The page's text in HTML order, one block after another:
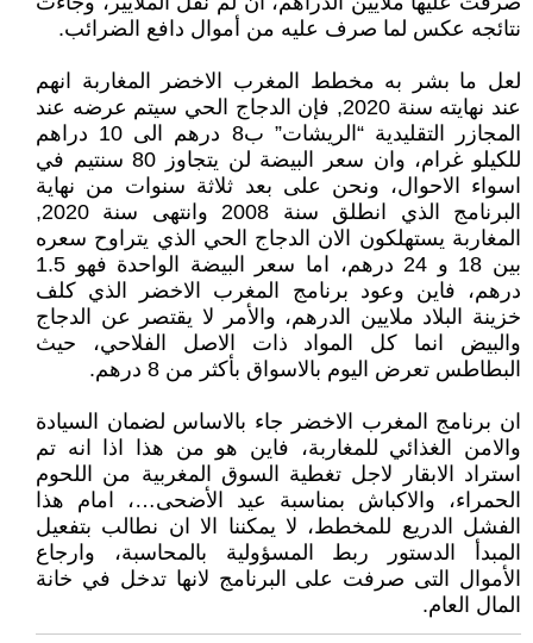
نتائجه عكس لما صرف عليه من أموال دافع الضرائب.
لعل ما بشر به مخطط المغرب الاخضر المغاربة انهم
عند نهايته سنة 2020, فإن الدجاج الحي سيتم عرضه عند
المجازر التقليدية “الريشات” ب8 درهم الى 10 دراهم
للكيلو غرام، وان سعر البيضة لن يتجاوز 80 سنتيم في
اسواء الاحوال، ونحن على بعد ثلاثة سنوات من نهاية
البرنامج الذي انطلق سنة 2008 وانتهى سنة 2020,
المغاربة يستهلكون الان الدجاج الحي الذي يتراوح سعره
بين 18 و 24 درهم، اما سعر البيضة الواحدة فهو 1.5
درهم، فاين وعود برنامج المغرب الاخضر الذي كلف
خزينة البلاد ملايين الدرهم، والأمر لا يقتصر عن الدجاج
والبيض انما كل المواد ذات الاصل الفلاحي، حيث
البطاطس تعرض اليوم بالاسواق بأكثر من 8 درهم.
ان برنامج المغرب الاخضر جاء بالاساس لضمان السيادة
والامن الغذائي للمغاربة، فاين هو من هذا اذا انه تم
استراد الابقار لاجل تغطية السوق المغربية من اللحوم
الحمراء، والاكباش بمناسبة عيد الأضحى…، امام هذا
الفشل الدريع للمخطط، لا يمكننا الا ان نطالب بتفعيل
المبدأ الدستور ربط المسؤولية بالمحاسبة، وارجاع
الأموال التى صرفت على البرنامج لانها تدخل في خانة
المال العام.